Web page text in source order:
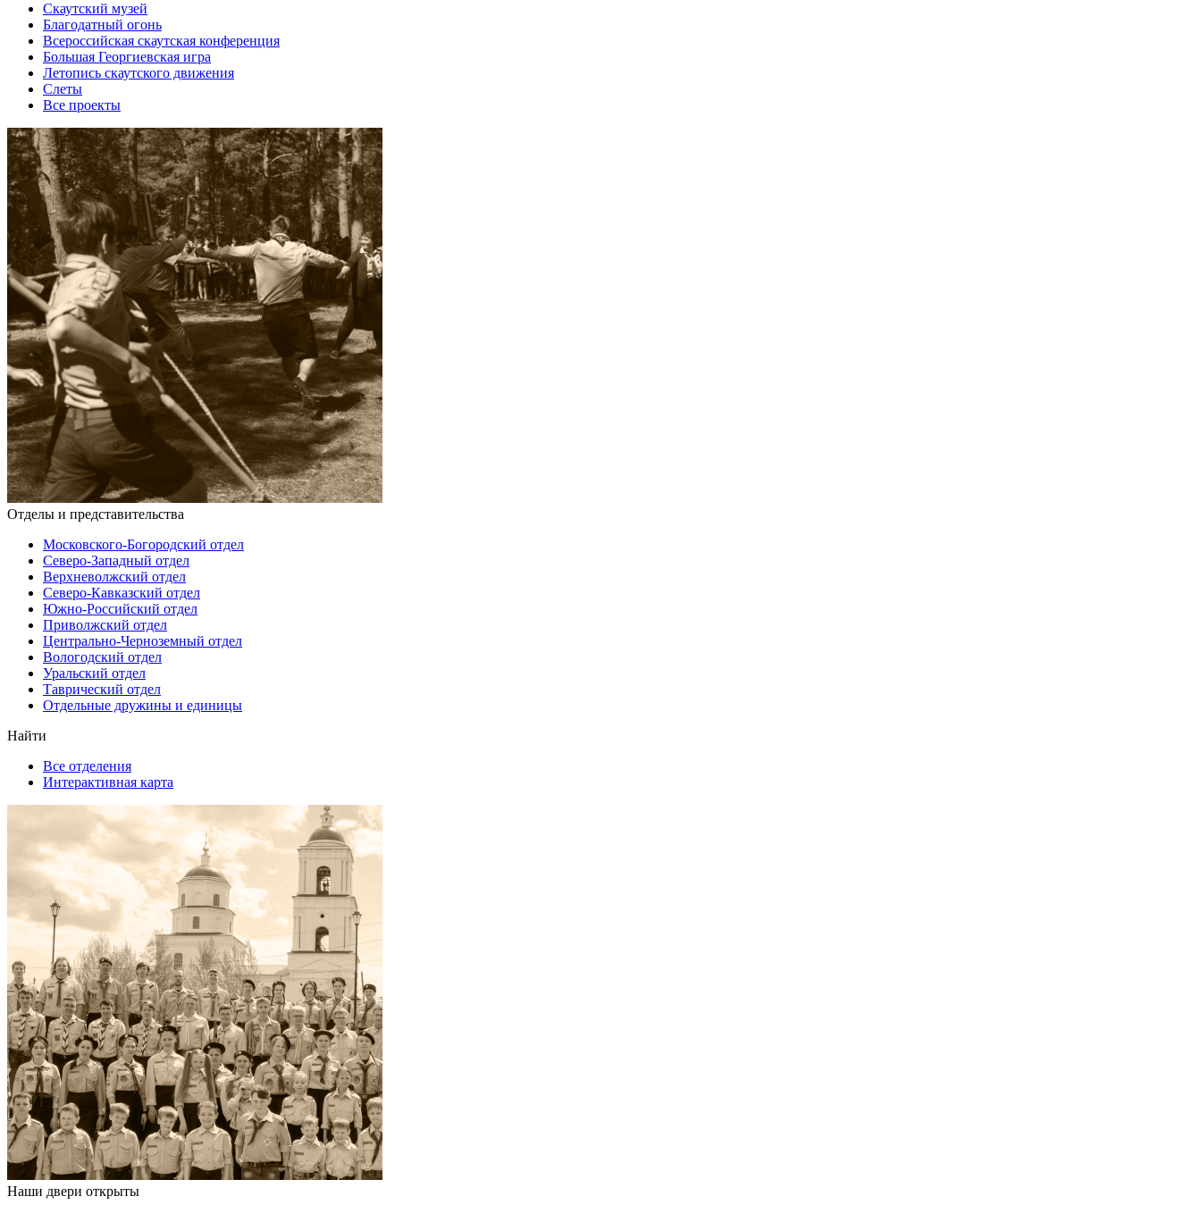
Скаутский музей
Благодатный огонь
Всероссийская скаутская конференция
Большая Георгиевская игра
Летопись скаутского движения
Слеты
Все проекты
Отделы и представительства
Московского-Богородский отдел
Северо-Западный отдел
Верхневолжский отдел
Северо-Кавказский отдел
Южно-Российский отдел
Приволжский отдел
Центрально-Черноземный отдел
Вологодский отдел
Уральский отдел
Таврический отдел
Отдельные дружины и единицы
Найти
Все отделения
Интерактивная карта
Наши двери открыты